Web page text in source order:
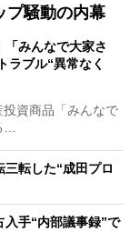
プ騒動の内幕
「みんなで大家さ
ラブル“異常なく
資商品「みんなで
三転した“成田プロ
入手“内部議事録”で